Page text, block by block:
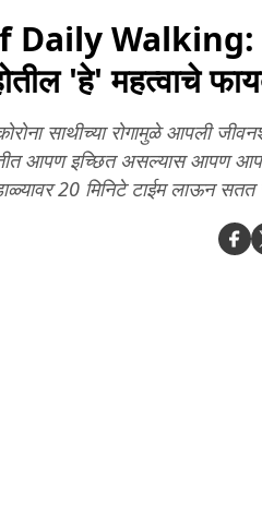
Walking:
'हे' महत्वाचे
कोरोना साथीच्या रोगामुळे आपली
आपण इच्छित असल्यास आपण
20 मिनिटे टाईम लाऊन